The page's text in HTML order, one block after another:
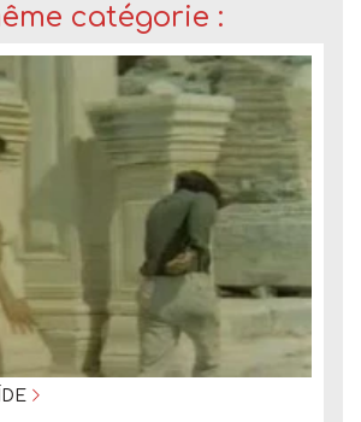
catégorie :